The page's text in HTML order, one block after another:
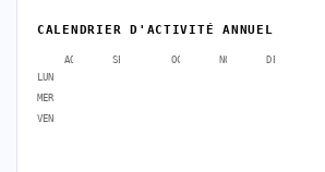
CALENDRIER D'ACTIVITÉ ANNUEL
AOÛT SEPT. OCT. NOV. DÉC.
LUN
MER
VEN